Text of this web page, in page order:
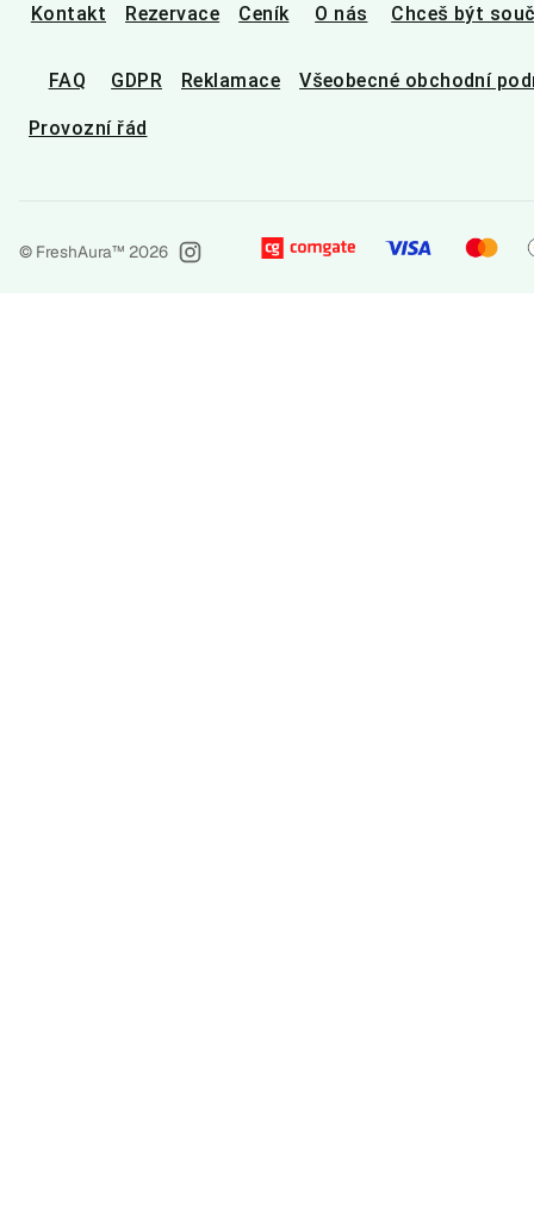
Kontakt Rezervace Ceník O nás Chceš být
FAQ GDPR Reklamace Všeobecné obchodní
Provozní řád
© FreshAura™ 2026